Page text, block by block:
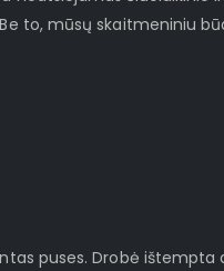
to, mūsų skaitmeniniu
puses. Drobė ištempta